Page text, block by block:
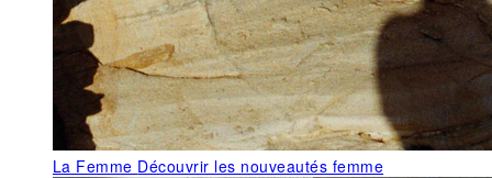
La Femme Découvrir les nouveautés femme